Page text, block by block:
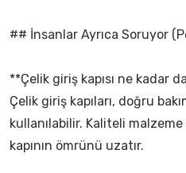
## İnsanlar Ayrıca Soruyor
**Çelik giriş kapısı ne kadar
Çelik giriş kapıları, doğru
kullanılabilir. Kaliteli
kapının ömrünü uzatır.